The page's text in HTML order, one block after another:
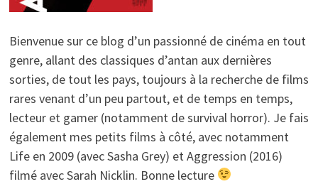
Bienvenue sur ce blog d’un passionné de cinéma en tout
genre, allant des classiques d’antan aux dernières
sorties, de tout les pays, toujours à la recherche de films
rares venant d’un peu partout, et de temps en temps,
lecteur et gamer (notamment de survival horror). Je fais
également mes petits films à côté, avec notamment
Life en 2009 (avec Sasha Grey) et Aggression (2016)
filmé avec Sarah Nicklin. Bonne lecture